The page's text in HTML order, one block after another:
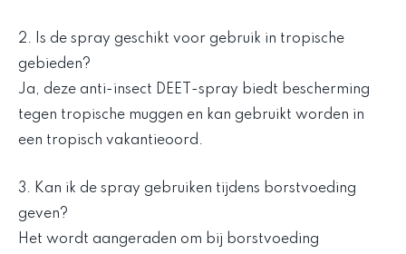
2. Is de spray geschikt voor gebruik in tropische
gebieden?
Ja, deze anti-insect DEET-spray biedt bescherming
tegen tropische muggen en kan gebruikt worden in
een tropisch vakantieoord.
3. Kan ik de spray gebruiken tijdens borstvoeding
geven?
Het wordt aangeraden om bij borstvoeding